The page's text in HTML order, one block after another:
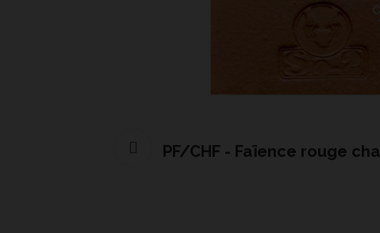
PF/CHF - Faïence rouge
Cliquer pour agrandir